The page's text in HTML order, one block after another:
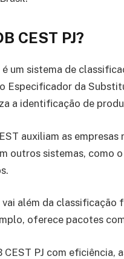
CEST PJ?
é um sistema de
Especificador da
a identificação de
auxiliam as
outros sistemas, como
vai além da
oferece pacotes
CEST PJ com